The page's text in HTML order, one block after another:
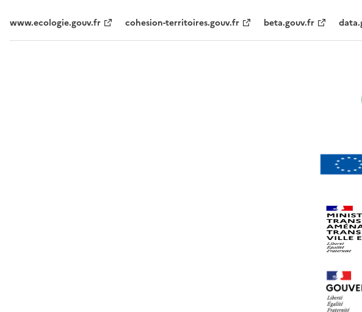
www.ecologie.gouv.fr cohesion-territoires.gouv.fr beta.gouv.fr